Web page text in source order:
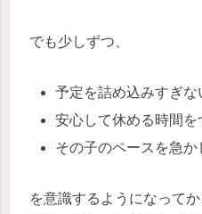
でも少しずつ、
予定を詰め込みすぎな
安心して休める時間を
その子のペースを急か
を意識するようになって